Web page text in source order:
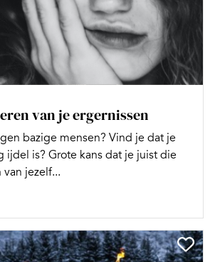
van je ergernissen
bazige mensen? Vind je dat je
ijdel is? Grote kans dat je juist die
jezelf...